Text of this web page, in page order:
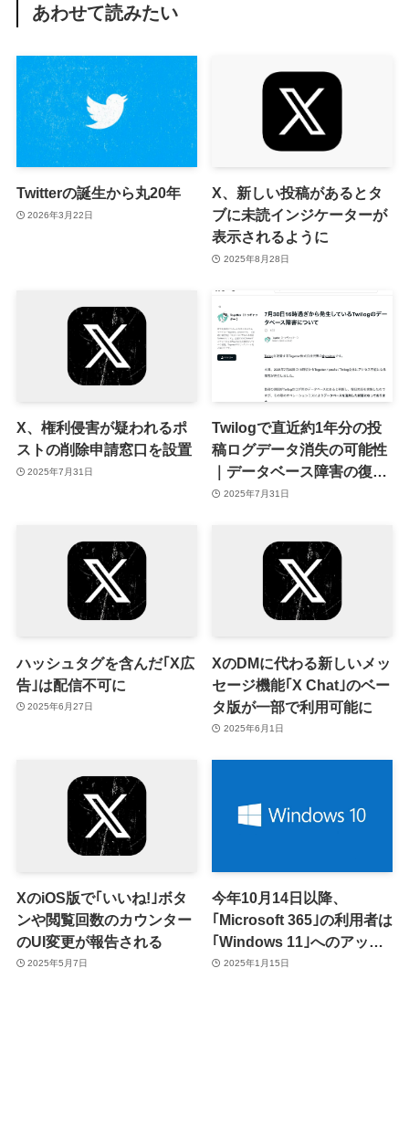
あわせて読みたい
Twitterの誕生から丸20年
2026年3月22日
X、新しい投稿があるとタ
ブに未読インジケーターが
表示されるように
2025年8月28日
X、権利侵害が疑われるポ
ストの削除申請窓口を設置
2025年7月31日
Twilogで直近約1年分の投
稿ログデータ消失の可能性
｜データベース障害の復旧
ミス
2025年7月31日
ハッシュタグを含んだ｢X広
告｣は配信不可に
2025年6月27日
XのDMに代わる新しいメッ
セージ機能｢X Chat｣のベー
タ版が一部で利用可能に
2025年6月1日
XのiOS版で｢いいね!｣ボタ
ンや閲覧回数のカウンター
のUI変更が報告される
2025年5月7日
今年10月14日以降、
｢Microsoft 365｣の利用者は
｢Windows 11｣へのアップ
グレードが必須に ｰ
2025年1月15日